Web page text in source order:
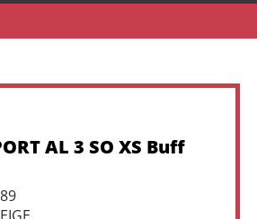
AL 3 SO XS Buff